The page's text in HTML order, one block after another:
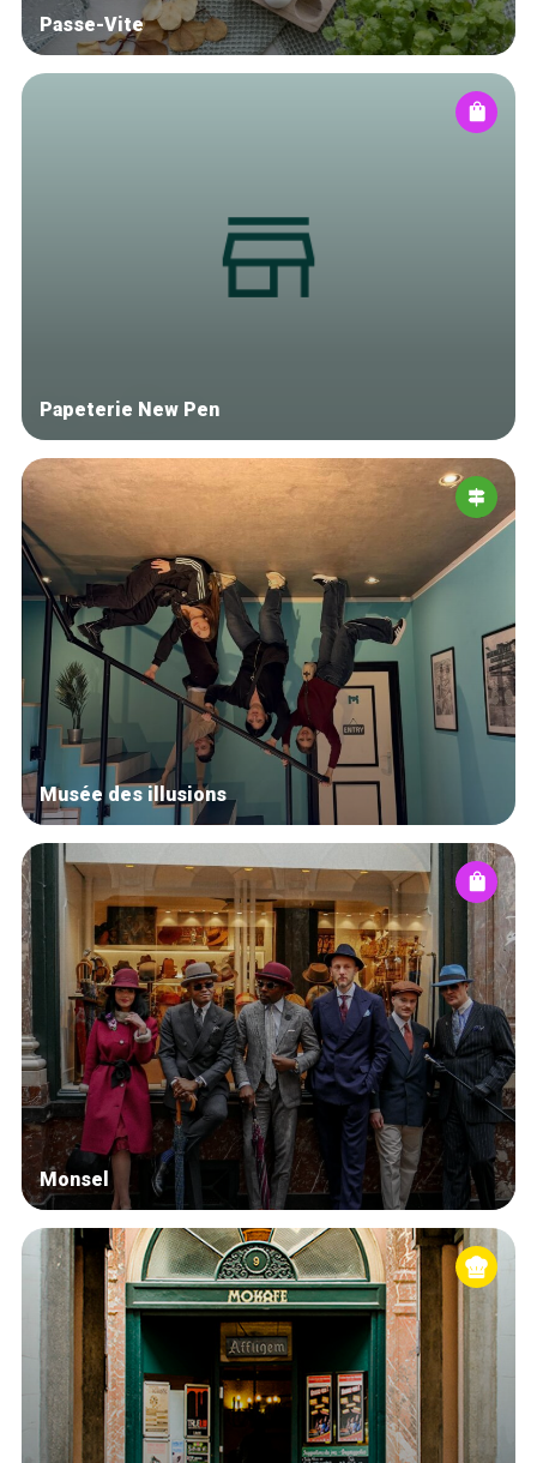
Passe-Vite
Papeterie New Pen
Musée des illusions
Monsel